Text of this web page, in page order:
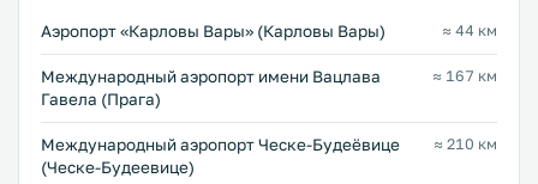
Аэропорт «Карловы Вары» (Карловы Вары) ≈ 44 км
Международный аэропорт имени Вацлава
Гавела (Прага)
≈ 167 км
Международный аэропорт Ческе-Будеёвице
(Ческе-Будеевице)
≈ 210 км